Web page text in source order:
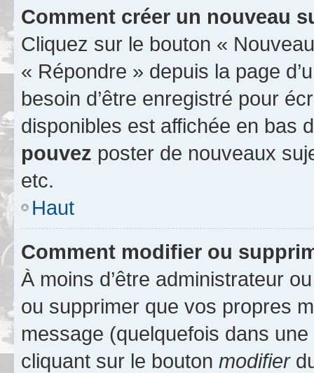
Comment créer un nouveau
Cliquez sur le bouton «
« Répondre » depuis la page
besoin d’être enregistré pour
disponibles est affichée en bas
pouvez poster de nouveaux
etc.
Haut
Comment modifier ou
À moins d’être administrateur
ou supprimer que vos propres
message (quelquefois dans
cliquant sur le bouton modifier